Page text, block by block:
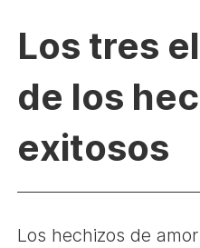
Los tres
de los
exitosos
Los hechizos de